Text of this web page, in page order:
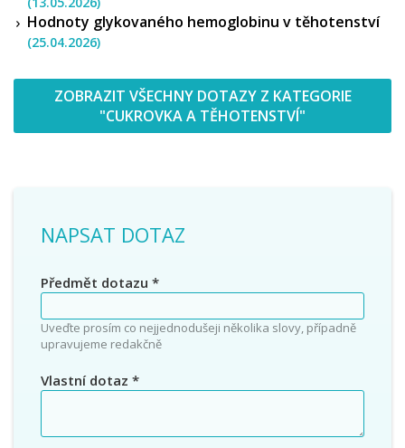
Hodnoty glykovaného hemoglobinu v těhotenství
(25.04.2026)
ZOBRAZIT VŠECHNY DOTAZY Z KATEGORIE
"CUKROVKA A TĚHOTENSTVÍ"
NAPSAT DOTAZ
Předmět dotazu *
Uveďte prosím co nejjednodušeji několika slovy, případně
upravujeme redakčně
Vlastní dotaz *